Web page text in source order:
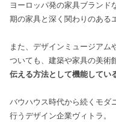
ヨーロッパ発の家具ブランド
期の家具と深く関わりのある
また、デザインミュージアム
ついても、建築や家具の美術
伝える方法として機能してい
バウハウス時代から続くモダ
行うデザイン企業ヴィトラ。